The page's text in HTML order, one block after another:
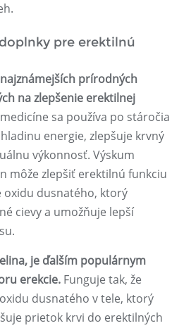
pre erektilnú
prírodných
na zlepšenie erektilnej
sa používa po stáročia
energie, zlepšuje krvný
výkonnosť. Výskum
môže zlepšiť erektilnú funkciu
oxidu dusnatého, ktorý
cievy a umožňuje lepší
je ďalším populárnym
erekcie. Funguje tak, že
dusnatého v tele, ktorý
prietok krvi do erektilných